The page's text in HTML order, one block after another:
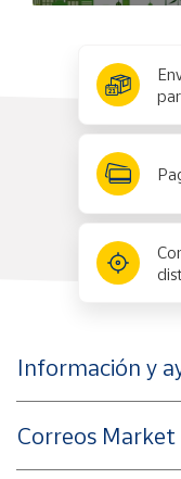
Información y
Correos Market